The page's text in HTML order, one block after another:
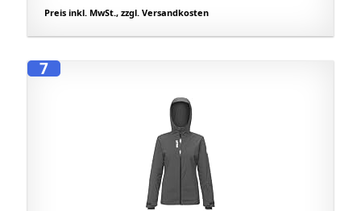
Preis inkl. MwSt., zzgl. Versandkosten
7